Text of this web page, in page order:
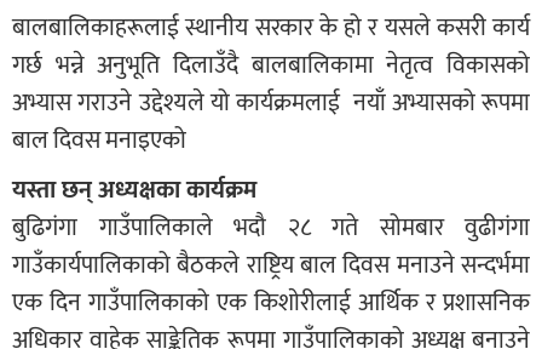
बालबालिकाहरूलाई स्थानीय सरकार के हो र यसले कसरी कार्य
गर्छ भन्ने अनुभूति दिलाउँदै बालबालिकामा नेतृत्व विकासको
अभ्यास गराउने उद्देश्यले यो कार्यक्रमलाई नयाँ अभ्यासको रूपमा
बाल दिवस मनाइएको
यस्ता छन् अध्यक्षका कार्यक्रम
बुढिगंगा गाउँपालिकाले भदौ २८ गते सोमबार वुढीगंगा
गाउँकार्यपालिकाको बैठकले राष्ट्रिय बाल दिवस मनाउने सन्दर्भमा
एक दिन गाउँपालिकाको एक किशाेरीलाई आर्थिक र प्रशासनिक
अधिकार वाहेक साङ्केतिक रूपमा गाउँपालिकाको अध्यक्ष बनाउने